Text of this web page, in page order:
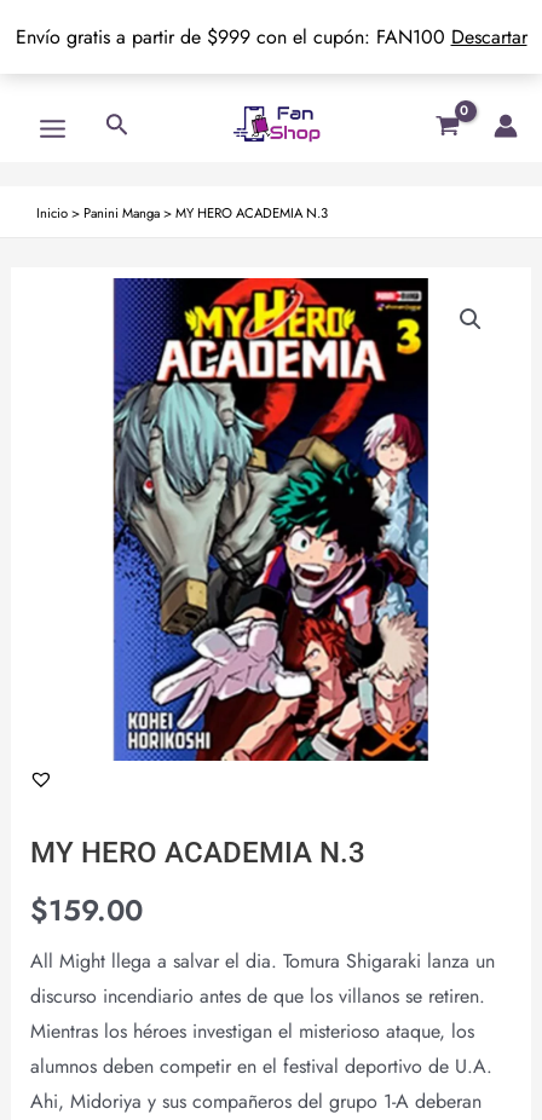
Envío gratis a partir de $999 con el cupón: FAN100 Descartar
Menu
Buscar
Inicio> Panini Manga>MY HERO ACADEMIA N.3
MY HERO ACADEMIA N.3
$159.00
All Might llega a salvar el dia. Tomura Shigaraki lanza un
discurso incendiario antes de que los villanos se retiren.
Mientras los héroes investigan el misterioso ataque, los
alumnos deben competir en el festival deportivo de U.A.
Ahi, Midoriya y sus compañeros del grupo 1-A deberan